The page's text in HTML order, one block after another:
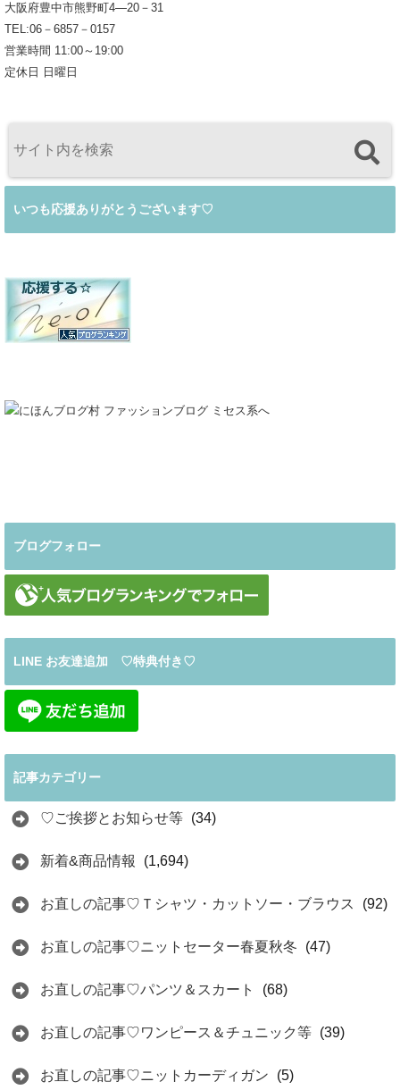
大阪府豊中市熊野町4―20－31
TEL:06－6857－0157
営業時間 11:00～19:00
定休日 日曜日
いつも応援ありがとうございます♡
ブログフォロー
LINE お友達追加 ♡特典付き♡
記事カテゴリー
♡ご挨拶とお知らせ等 (34)
新着&商品情報 (1,694)
お直しの記事♡Ｔシャツ・カットソー・ブラウス (92)
お直しの記事♡ニットセーター春夏秋冬 (47)
お直しの記事♡パンツ＆スカート (68)
お直しの記事♡ワンピース＆チュニック等 (39)
お直しの記事♡ニットカーディガン (5)